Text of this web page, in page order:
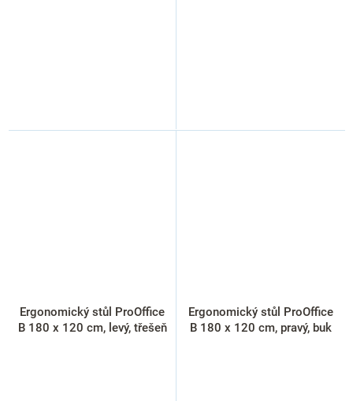
Ergonomický stůl ProOffice
B 180 x 120 cm, levý, třešeň
Ergonomický stůl ProOffice
B 180 x 120 cm, pravý, buk